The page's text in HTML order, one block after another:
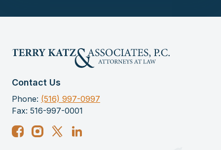
Contact Us
Phone: (516) 997-0997
Fax: 516-997-0001